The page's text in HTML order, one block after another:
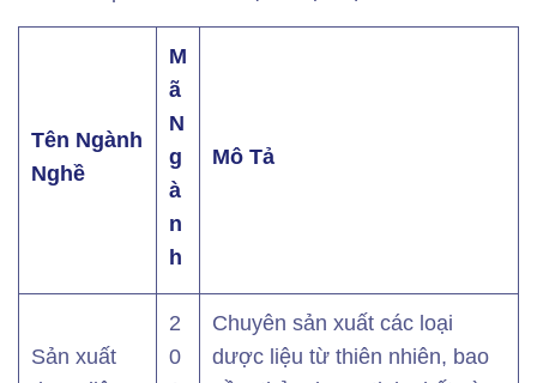
Tên Ngành
Nghề
M
ã
N
g
à
n
h
Mô Tả
Sản xuất
2
0
Chuyên sản xuất các loại
dược liệu từ thiên nhiên, bao